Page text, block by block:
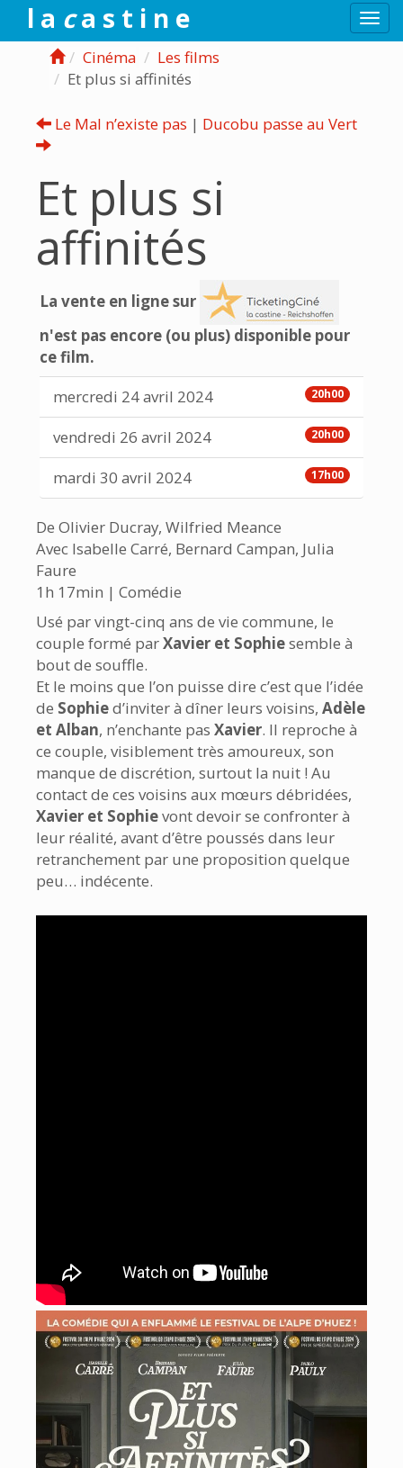
l a ca s t i n e
Cinéma
Les films
Et plus si affinités
Le Mal n’existe pas | Ducobu passe au Vert
Et plus si
affinités
La vente en ligne sur
n'est pas encore (ou plus) disponible pour
ce film.
20h00
mercredi 24 avril 2024
20h00
vendredi 26 avril 2024
17h00
mardi 30 avril 2024
De Olivier Ducray, Wilfried Meance
Avec Isabelle Carré, Bernard Campan, Julia
Faure
1h 17min | Comédie
Usé par vingt-cinq ans de vie commune, le
couple formé parXavier et Sophiesemble à
bout de souffle.
Et le moins que l’on puisse dire c’est que l’idée
de Sophied’inviter à dîner leurs voisins, Adèle
et Alban, n’enchante pas Xavier. Il reproche à
ce couple, visiblement très amoureux, son
manque de discrétion, surtout la nuit ! Au
contact de ces voisins aux mœurs débridées,
Xavier et Sophievont devoir se confronter à
leur réalité, avant d’être poussés dans leur
retranchement par une proposition quelque
peu… indécente.